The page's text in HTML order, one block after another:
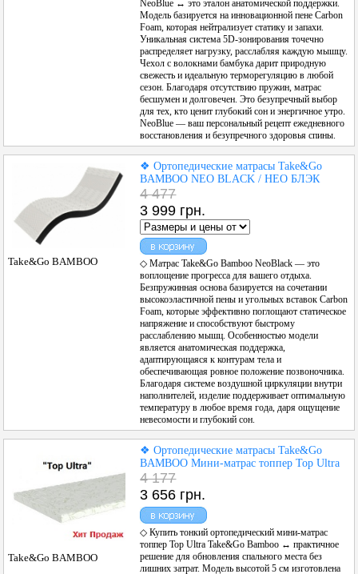
бамбуком не лише
неймовірно м'яка та приємна
на дотик, але й здатна
природним шляхом
знищувати до сімдесяти
відсотків бактерій, що потрапляють на її поверхню. Завдяки
спеціальній тривимірній 3D-сітці, вшитій по периметру, повітря
безперешкодно циркулює всередині виробу, що запобігає
накопиченню вологи та виключає появу пилових кліщів чи
неприємних запахів.
❱❱❱ Технологічні особливості та внутрішнє наповнення
❖ Секрет ортопедичного ефекту міні-матраців ЕММ криється в
їхньому продуманому внутрішньому наповненні. Основним
робочим елементом тут виступає унікальна анатомічна система
Effect 5D. Це багатозонна контурна поверхня, яка точково реагує
на масу тіла та забезпечує диференційовану підтримку семи
основним ділянкам людського організму: від голови та шиї до
стоп. Така конструкція сприяє миттєвому розслабленню м'язового
корсета, покращує мікроциркуляцію крові у судинах та повністю
знімає напругу з хребта, що накопичилася за день.
◆ Купити ортопедичні матраци відВиробника➭ Найкращий
варіанти для прямої покупки та гарантії якості.
♦ Ортопедичний матрац купити в Україні та Києві ↔ Львові ✨
АКЦІЯ на "ORTOMATRAS" ➡ у Виробника зіСкладу
ЕКОНОМІЯ ЧАСУ І ЗАСОБІВ ➡ Доставка по Україні ...☎...
ортопедичний матрац ↔ це запорука здорової спини
та бадьорого ранку. Сучасні матеріали забезпечують комфортний
мікроклімат і здоровий сон.
➤ Обирайте якість для свого сну це ідеальнийвибірдля
вашого тіла.
✦Якісний ортопедичний матрац
та бадьорого ранку. Сучасні матеріали забезпечують комфортний
мікроклімат і здоровий сон.
❖ У лінійці від ЕММ ™ топерів використовуються
високоекологічні піни нового покоління, зокрема Carbon Foam та
піна з ефектом пам'яті Memory Foam. Ортопедична вуглецева піна
NeoBlue ↔ это эталон анатомической поддержки.
Модель базируется на инновационной пене Carbon
Foam, которая нейтрализует статику и запахи.
Уникальная система 5D-зонирования точечно
распределяет нагрузку, расслабляя каждую мышцу.
Чехол с волокнами бамбука дарит природную
свежесть и идеальную терморегуляцию в любой
сезон. Благодаря отсутствию пружин, матрас
бесшумен и долговечен. Это безупречный выбор
для тех, кто ценит глубокий сон и энергичное утро.
NeoBlue — ваш персональный рецепт ежедневного
восстановления и безупречного здоровья спины.
Take&Go BAMBOO
❖ Ортопедические матрасы Take&Go
BAMBOO NEO BLACK / НЕО БЛЭК
4 477
3 999 грн.
◇ Матрас Take&Go Bamboo NeoBlack — это
воплощение прогресса для вашего отдыха.
Безпружинная основа базируется на сочетании
высокоэластичной пены и угольных вставок Carbon
Foam, которые эффективно поглощают статическое
напряжение и способствуют быстрому
расслаблению мышц. Особенностью модели
является анатомическая поддержка,
адаптирующаяся к контурам тела и
обеспечивающая ровное положение позвоночника.
Благодаря системе воздушной циркуляции внутри
наполнителей, изделие поддерживает оптимальную
температуру в любое время года, даря ощущение
невесомости и глубокий сон.
Take&Go BAMBOO
❖ Ортопедические матрасы Take&Go
BAMBOO Мини-матрас топпер Top Ultra
4 177
3 656 грн.
◇ Купить тонкий ортопедический мини-матрас
топпер Top Ultra Take&Go Bamboo ↔ практичное
решение для обновления спального места без
лишних затрат. Модель высотой 5 см изготовлена